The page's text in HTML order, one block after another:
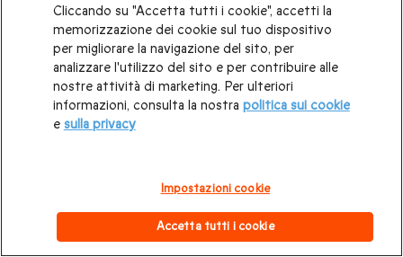
Cliccando su "Accetta tutti i cookie", accetti la
memorizzazione dei cookie sul tuo dispositivo
per migliorare la navigazione del sito, per
analizzare l'utilizzo del sito e per contribuire alle
nostre attività di marketing. Per ulteriori
informazioni, consulta la nostra politica sui cookie
e sulla privacy
Impostazioni cookie
Accetta tutti i cookie